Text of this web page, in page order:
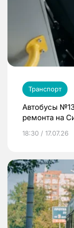
Транспорт
Автобусы
ремонта на
18:30 / 17.07.26